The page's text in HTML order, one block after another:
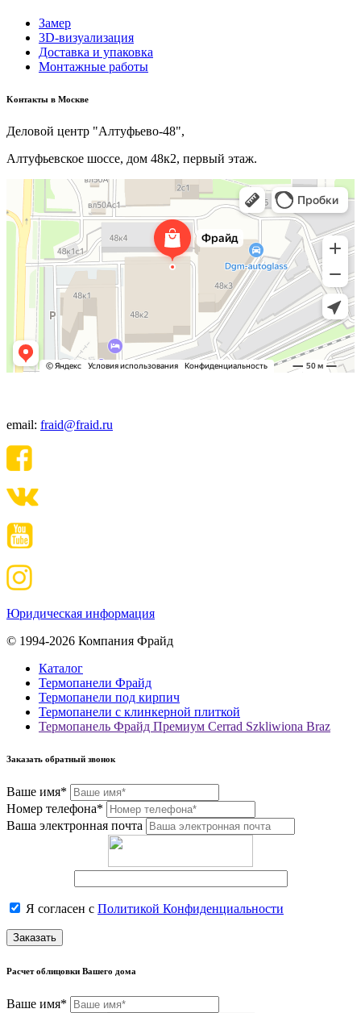
Замер
3D-визуализация
Доставка и упаковка
Монтажные работы
Kонтакты в Москве
Деловой центр "Алтуфьево-48",
Алтуфьевское шоссе, дом 48к2, первый этаж.
email: fraid@fraid.ru
Юридическая информация
© 1994-2026 Компания Фрайд
Каталог
Термопанели Фрайд
Термопанели под кирпич
Термопанели с клинкерной плиткой
Термопанель Фрайд Премиум Cerrad Szkliwiona Braz
Заказать обратный звонок
Ваше имя*
Номер телефона*
Ваша электронная почта
Я согласен с Политикой Конфиденциальности
Заказать
Расчет облицовки Вашего дома
Ваше имя*